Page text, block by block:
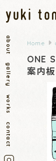
about
gallery
works
contact
Home
ONE
案内板